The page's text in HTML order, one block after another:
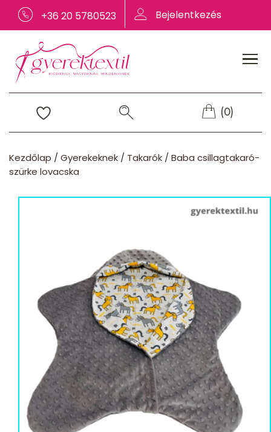
+36 20 5780523 Bejelentkezés
(0)
Kezdőlap /Gyerekeknek / Takarók /Baba csillagtakaró-
szürke lovacska